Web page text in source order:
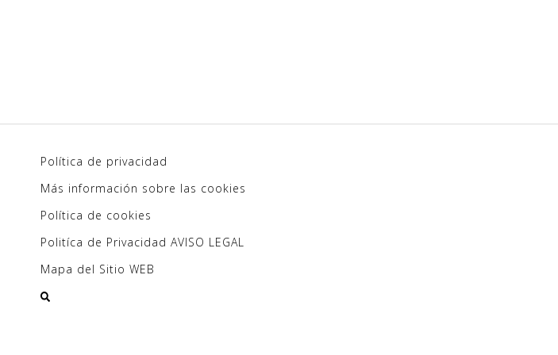
Política de privacidad
Más información sobre las cookies
Política de cookies
Politíca de Privacidad AVISO LEGAL
Mapa del Sitio WEB